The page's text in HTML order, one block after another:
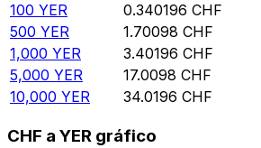
100 YER 0.340196 CHF
500 YER 1.70098 CHF
1,000 YER 3.40196 CHF
5,000 YER 17.0098 CHF
10,000 YER 34.0196 CHF
CHF a YER gráfico